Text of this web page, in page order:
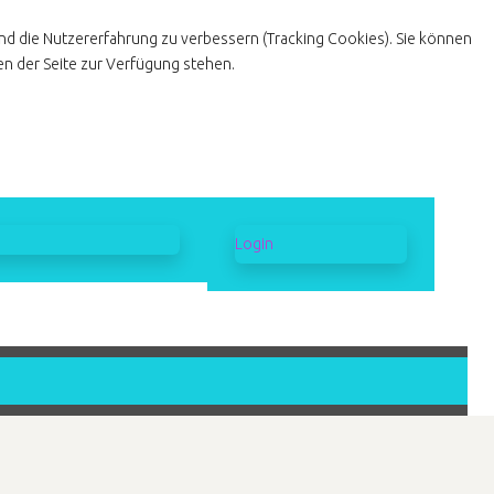
Login
die Nutzererfahrung zu verbessern (Tracking Cookies). Sie können
der Seite zur Verfügung stehen.